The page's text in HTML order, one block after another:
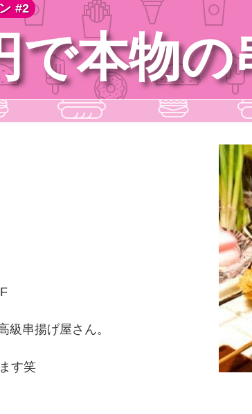
#2
で本物の
級串揚げ屋さん。
ます笑